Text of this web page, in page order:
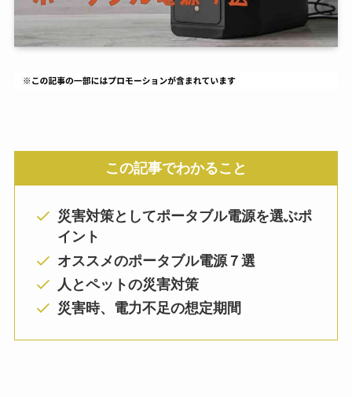
この記事でわかること
災害対策としてポータブル電源を選ぶポ
イント
オススメのポータブル電源７選
人とペットの災害対策
災害時、電力不足の想定期間